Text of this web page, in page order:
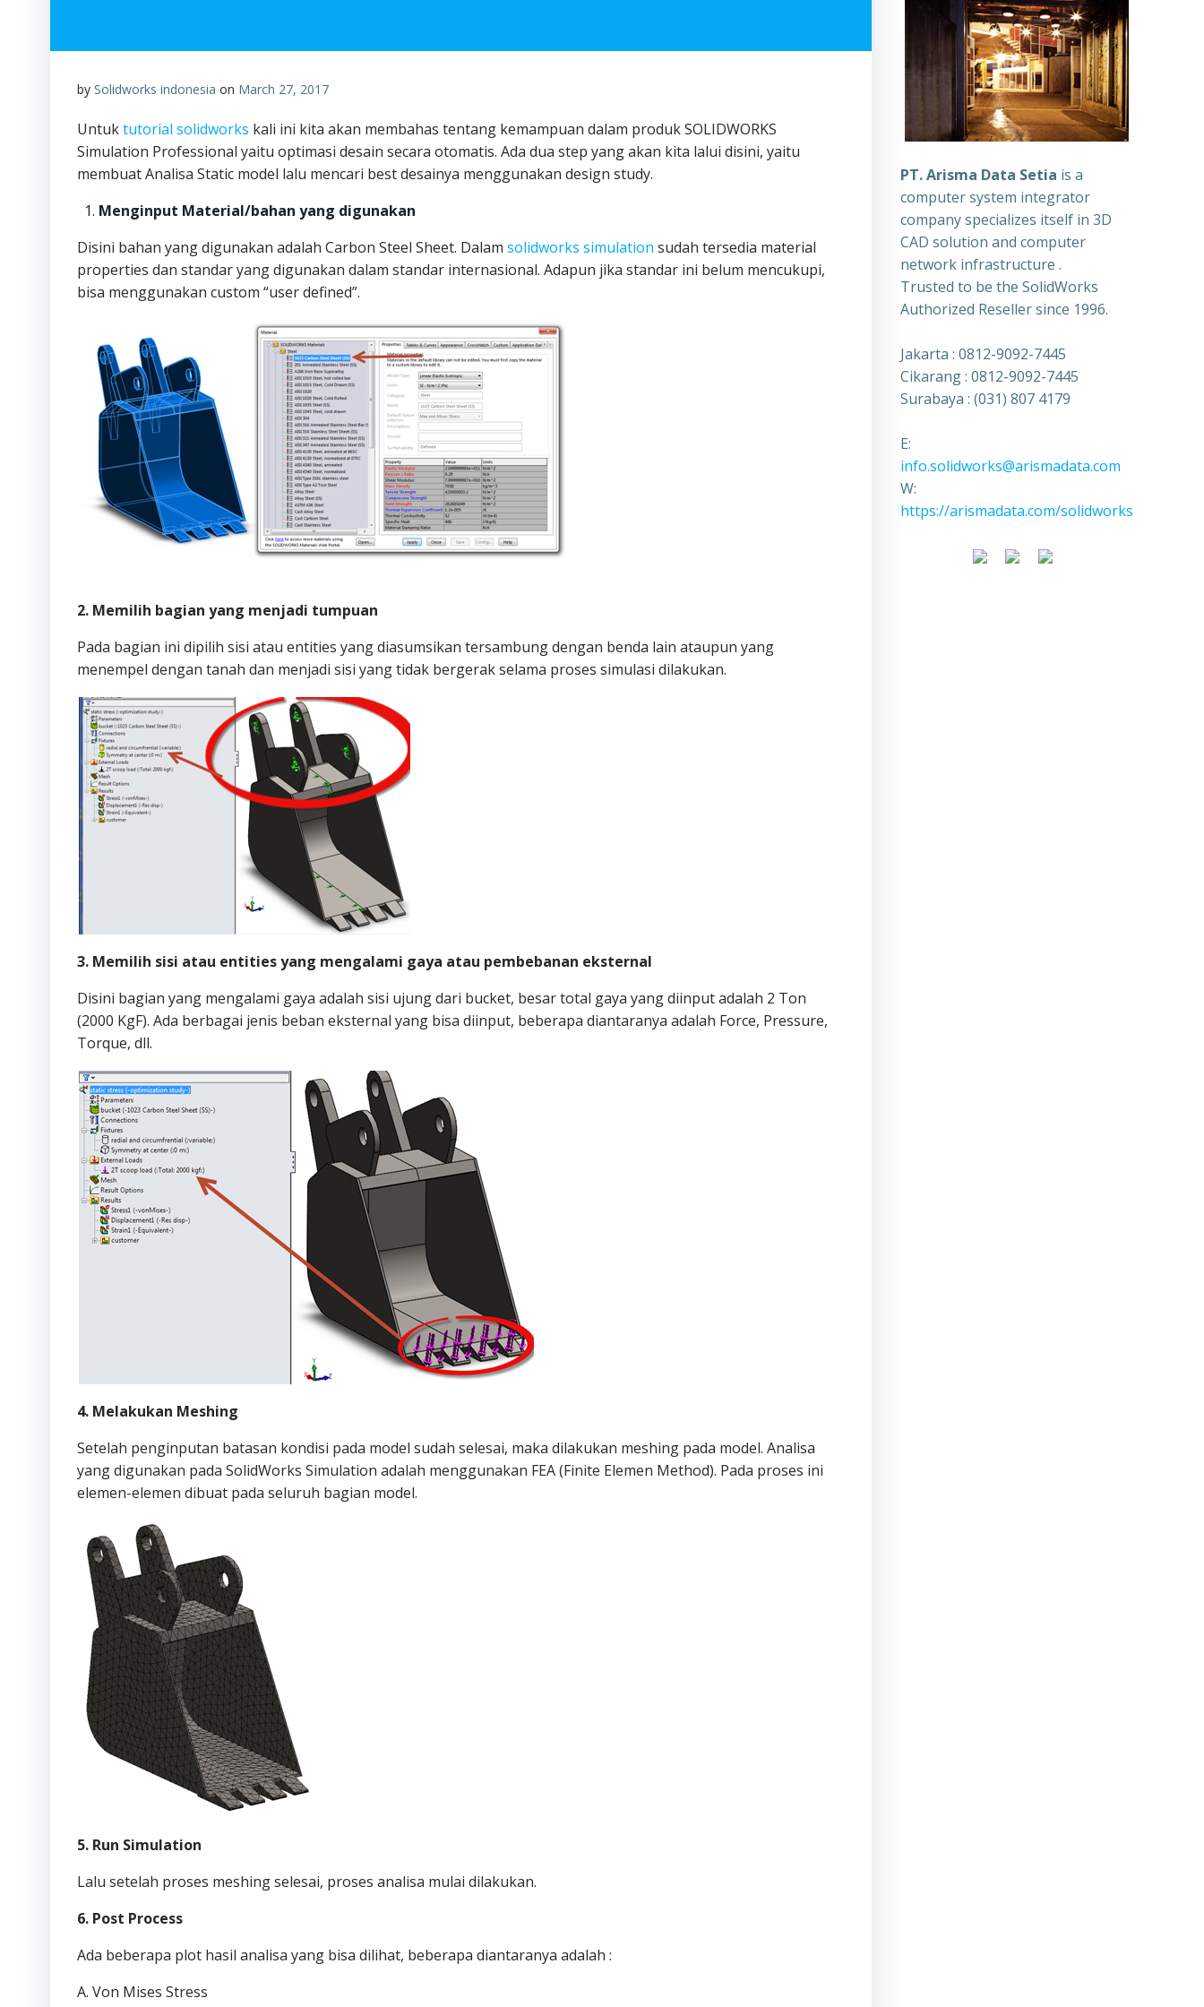
by Solidworks indonesia on March 27, 2017
Untuktutorial solidworks kali ini kita akan membahas tentang kemampuan dalam produk SOLIDWORKS
Simulation Professional yaitu optimasi desain secara otomatis. Ada dua step yang akan kita lalui disini, yaitu
membuat Analisa Static model lalu mencari best desainya menggunakan design study.
Menginput Material/bahan yang digunakan
Disini bahan yang digunakan adalah Carbon Steel Sheet. Dalam solidworks simulation sudah tersedia material
properties dan standar yang digunakan dalam standar internasional. Adapun jika standar ini belum mencukupi,
bisa menggunakan custom “user defined”.
2. Memilih bagian yang menjadi tumpuan
Pada bagian ini dipilih sisi atau entities yang diasumsikan tersambung dengan benda lain ataupun yang
menempel dengan tanah dan menjadi sisi yang tidak bergerak selama proses simulasi dilakukan.
3. Memilih sisi atau entities yang mengalami gaya atau pembebanan eksternal
Disini bagian yang mengalami gaya adalah sisi ujung dari bucket, besar total gaya yang diinput adalah 2 Ton
(2000 KgF). Ada berbagai jenis beban eksternal yang bisa diinput, beberapa diantaranya adalah Force, Pressure,
Torque, dll.
4. Melakukan Meshing
Setelah penginputan batasan kondisi pada model sudah selesai, maka dilakukan meshing pada model. Analisa
yang digunakan pada SolidWorks Simulation adalah menggunakan FEA (Finite Elemen Method). Pada proses ini
elemen-elemen dibuat pada seluruh bagian model.
5. Run Simulation
Lalu setelah proses meshing selesai, proses analisa mulai dilakukan.
6. Post Process
Ada beberapa plot hasil analisa yang bisa dilihat, beberapa diantaranya adalah :
A. Von Mises Stress
PT. Arisma Data Setia is a
computer system integrator
company specializes itself in 3D
CAD solution and computer
network infrastructure .
Trusted to be the SolidWorks
Authorized Reseller since 1996.
Jakarta : 0812-9092-7445
Cikarang : 0812-9092-7445
Surabaya : (031) 807 4179
E:
info.solidworks@arismadata.com
W:
https://arismadata.com/solidworks